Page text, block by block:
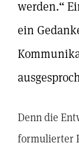
werden.“
ein
Denn die
formulierter